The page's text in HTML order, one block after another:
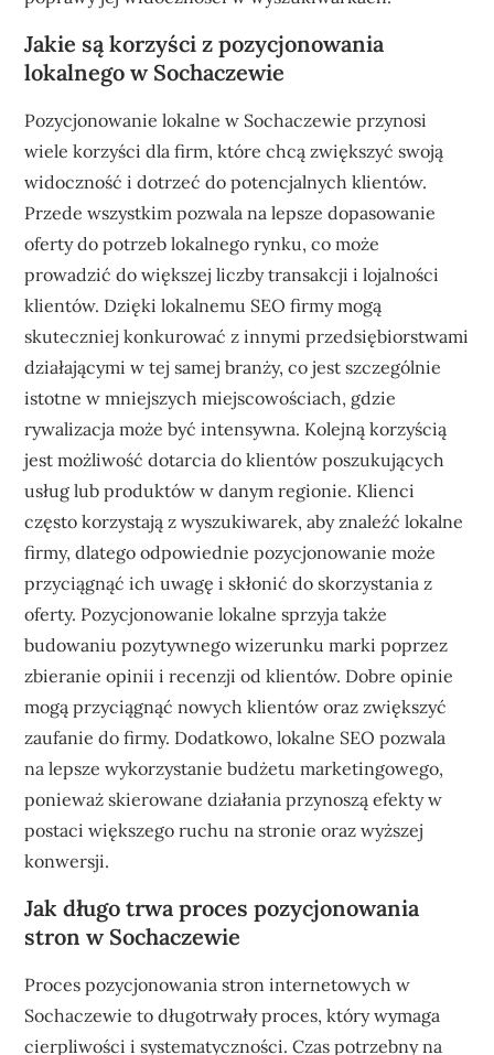
Jakie są korzyści z pozycjonowania
lokalnego w Sochaczewie
Pozycjonowanie lokalne w Sochaczewie przynosi
wiele korzyści dla firm, które chcą zwiększyć swoją
widoczność i dotrzeć do potencjalnych klientów.
Przede wszystkim pozwala na lepsze dopasowanie
oferty do potrzeb lokalnego rynku, co może
prowadzić do większej liczby transakcji i lojalności
klientów. Dzięki lokalnemu SEO firmy mogą
skuteczniej konkurować z innymi przedsiębiorstwami
działającymi w tej samej branży, co jest szczególnie
istotne w mniejszych miejscowościach, gdzie
rywalizacja może być intensywna. Kolejną korzyścią
jest możliwość dotarcia do klientów poszukujących
usług lub produktów w danym regionie. Klienci
często korzystają z wyszukiwarek, aby znaleźć lokalne
firmy, dlatego odpowiednie pozycjonowanie może
przyciągnąć ich uwagę i skłonić do skorzystania z
oferty. Pozycjonowanie lokalne sprzyja także
budowaniu pozytywnego wizerunku marki poprzez
zbieranie opinii i recenzji od klientów. Dobre opinie
mogą przyciągnąć nowych klientów oraz zwiększyć
zaufanie do firmy. Dodatkowo, lokalne SEO pozwala
na lepsze wykorzystanie budżetu marketingowego,
ponieważ skierowane działania przynoszą efekty w
postaci większego ruchu na stronie oraz wyższej
konwersji.
Jak długo trwa proces pozycjonowania
stron w Sochaczewie
Proces pozycjonowania stron internetowych w
Sochaczewie to długotrwały proces, który wymaga
cierpliwości i systematyczności. Czas potrzebny na